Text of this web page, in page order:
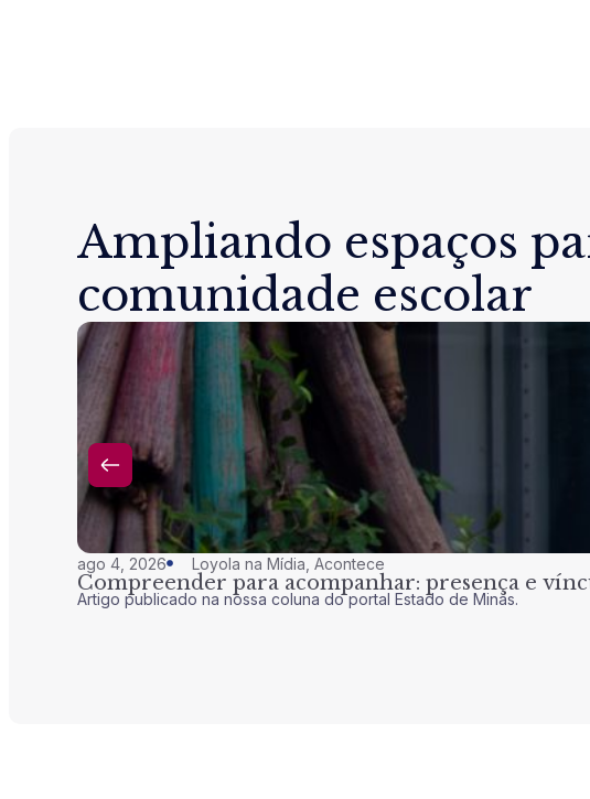
Ampliando espaços
comunidade escolar
ago 4, 2026 Loyola na Mídia Acontece
Compreender para acompanhar: presença e
Artigo publicado na nossa coluna do portal Estado de Minas.